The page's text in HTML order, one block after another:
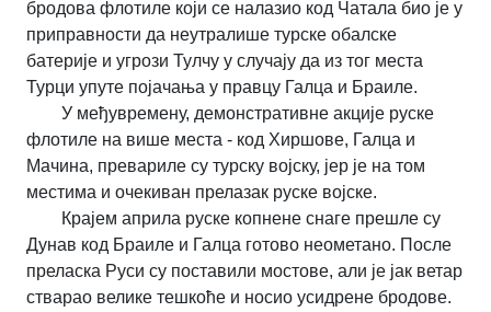
бродова флотиле који се налазио код Чатала био је у
приправности да неутралише турске обалске
батерије и угрози Тулчу у случају да из тог места
Турци упуте појачања у правцу Галца и Браиле.
У међувремену, демонстративне акције руске
флотиле на више места - код Хиршове, Галца и
Мачина, превариле су турску војску, јер је на том
местима и очекиван прелазак руске војске.
Крајем априла руске копнене снаге прешле су
Дунав код Браиле и Галца готово неометано. После
преласка Руси су поставили мостове, али је јак ветар
стварао велике тешкоће и носио усидрене бродове.